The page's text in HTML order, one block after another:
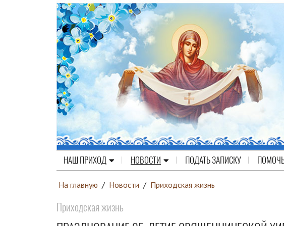
НАШ ПРИХОД НОВОСТИ ПОДАТЬ ЗАПИСКУ
На главную / Новости / Приходская жизнь
Приходская жизнь